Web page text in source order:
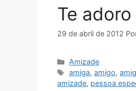
Te
29 de abril de 2012
Categorias
Amizade
Tags
amiga,amigo,
amizade, pessoa